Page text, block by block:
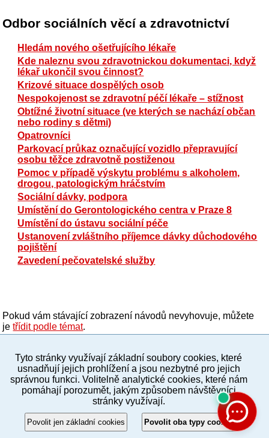
Odbor sociálních věcí a zdravotnictví
Hledám nového ošetřujícího lékaře
Kde naleznu svou zdravotnickou dokumentaci, když
lékař ukončil svou činnost?
Krizové situace dospělých osob
Nespokojenost se zdravotní péčí lékaře – stížnost
Obtížné životní situace (ve kterých se nachází občan
nebo rodiny s dětmi)
Opatrovníci
Parkovací průkaz označující vozidlo přepravující
osobu těžce zdravotně postiženou
Pomoc v případě výskytu problému s alkoholem,
drogou, patologickým hráčstvím
Sociální dávky, podpora
Umístění do Gerontologického centra v Praze 8
Umístění do ústavu sociální péče
Ustanovení zvláštního příjemce dávky důchodového
pojištění
Zavedení pečovatelské služby
Pokud vám stávající zobrazení návodů nevyhovuje, můžete
jetřídit podle témat.
PC verze ENG
Povinné a praktické informace
© 2012–2019 MČ Praha 8
Tyto stránky využívají základní soubory cookies, které
usnadňují jejich prohlížení a jsou nezbytné pro jejich
správnou funkci. Volitelně analytické cookies, které nám
pomáhají porozumět, jakým způsobem návštěvníci
stránky využívají.
Povolit jen základní cookies Povolit oba typy cookies